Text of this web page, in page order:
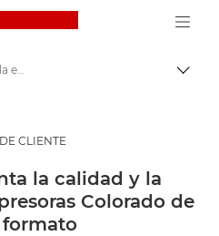
Canon Logo, back
Egotag mejora la calidad y la eficiencia con UVgel
CLIENTE
la calidad y la
Colorado de